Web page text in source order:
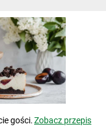
gości.Zobacz przepis